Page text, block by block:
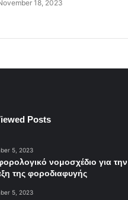
18, 2023
Posts
5, 2023
νομοσχέδιο για την
της φοροδιαφυγής
5, 2023